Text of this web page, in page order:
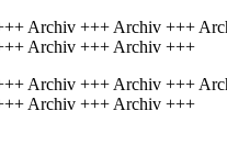
Archiv +++ Archiv +++
Archiv +++ Archiv +++
Archiv +++ Archiv +++
Archiv +++ Archiv +++